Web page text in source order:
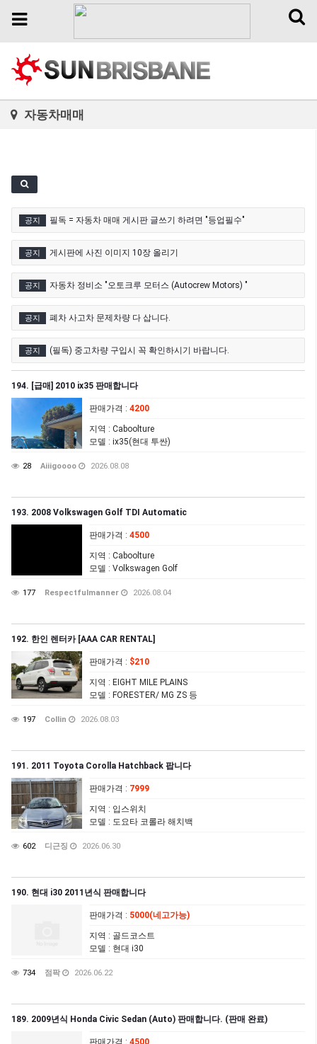
Toggle
Toggle
자동차매매
공지 필독 = 자동차 매매 게시판 글쓰기 하려면 "등업필수"
공지 게시판에 사진 이미지 10장 올리기
공지 자동차 정비소 "오토크루 모터스 (Autocrew Motors) "
공지 폐차 사고차 문제차량 다 삽니다.
공지 (필독) 중고차량 구입시 꼭 확인하시기 바랍니다.
194. [급매] 2010 ix35 판매합니다
판매가격 : 4200
지역 : Caboolture
모델 : ix35(현대 투싼)
28 Aiiigoooo 2026.08.08
193. 2008 Volkswagen Golf TDI Automatic
판매가격 : 4500
지역 : Caboolture
모델 : Volkswagen Golf
177 Respectfulmanner 2026.08.04
192. 한인 렌터카 [AAA CAR RENTAL]
판매가격 : $210
지역 : EIGHT MILE PLAINS
모델 : FORESTER/ MG ZS 등
197 Collin 2026.08.03
191. 2011 Toyota Corolla Hatchback 팝니다
판매가격 : 7999
지역 : 입스위치
모델 : 도요타 코롤라 해치백
602 디근징 2026.06.30
190. 현대 i30 2011년식 판매합니다
판매가격 : 5000(네고가능)
지역 : 골드코스트
모델 : 현대 i30
734 점팍 2026.06.22
189. 2009년식 Honda Civic Sedan (Auto) 판매합니다. (판매 완료)
판매가격 : 4500